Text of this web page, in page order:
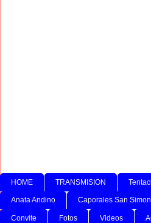
HOME TRANSMISION
Anata Andino Caporales San Simon
Convite Fotos Videos